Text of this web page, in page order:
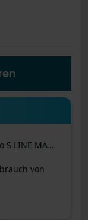
MATRIX 21"
wurde
8 Tagen